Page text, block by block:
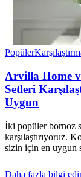
Popüler
Arvilla Home
Setleri
Uygun
İki popüler bornoz
karşılaştırıyoruz.
sizin için en uygun
Daha fazla bilgi